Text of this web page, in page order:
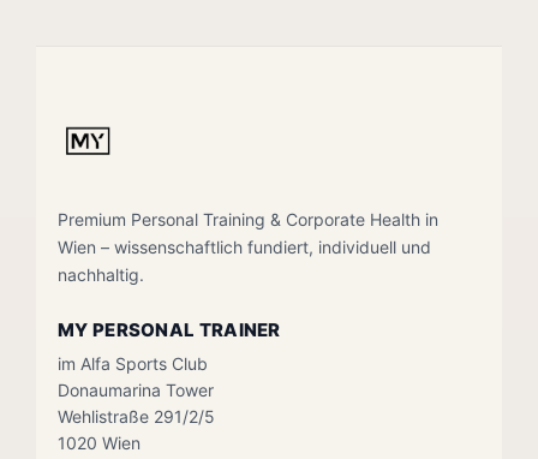
Premium Personal Training & Corporate Health in
Wien – wissenschaftlich fundiert, individuell und
nachhaltig.
MY PERSONAL TRAINER
im Alfa Sports Club
Donaumarina Tower
Wehlistraße 291/2/5
1020 Wien